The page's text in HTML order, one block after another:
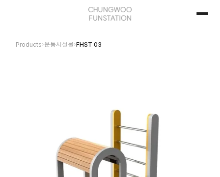
Products›운동시설물›FHST 03